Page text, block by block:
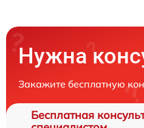
Нужна
Закажите бесплатную
Бесплатная